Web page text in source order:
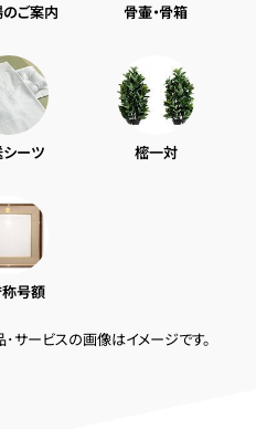
ご案内 骨壷・骨箱
ーツ 樒一対
号額
サービスの画像はイメージです。